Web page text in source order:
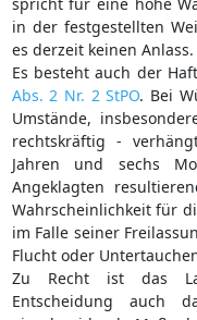
in der festgestellten
es derzeit keinen Anlass.
Es besteht auch der
Abs. 2 Nr. 2 StPO. Bei
Umstände,
rechtskräftig -
Jahren und sechs
Angeklagten
Wahrscheinlichkeit für
im Falle seiner
Flucht oder
Zu Recht ist das
Entscheidung auch